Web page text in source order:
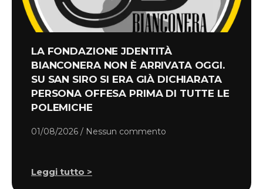
LA FONDAZIONE JDENTITÀ
BIANCONERA NON È ARRIVATA OGGI.
SU SAN SIRO SI ERA GIÀ DICHIARATA
PERSONA OFFESA PRIMA DI TUTTE LE
POLEMICHE
01/08/2026 Nessun commento
Leggi tutto >